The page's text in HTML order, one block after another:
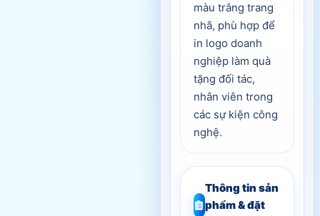
màu trắng trang
nhã, phù hợp để
in logo doanh
nghiệp làm quà
tặng đối tác,
nhân viên trong
các sự kiện công
nghệ.
Thông tin sản
phẩm & đặt